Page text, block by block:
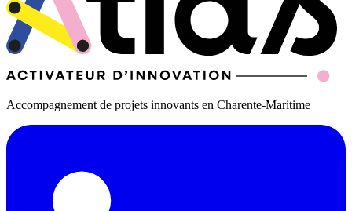
Accompagnement de projets innovants en Charente-Maritime